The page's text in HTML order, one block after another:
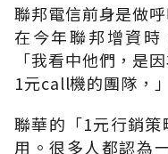
聯邦電信前身是做
在今年聯邦增資時
「我看中他們，是
1元call機的團隊，
聯華的「1元行銷
用。很多人都認為